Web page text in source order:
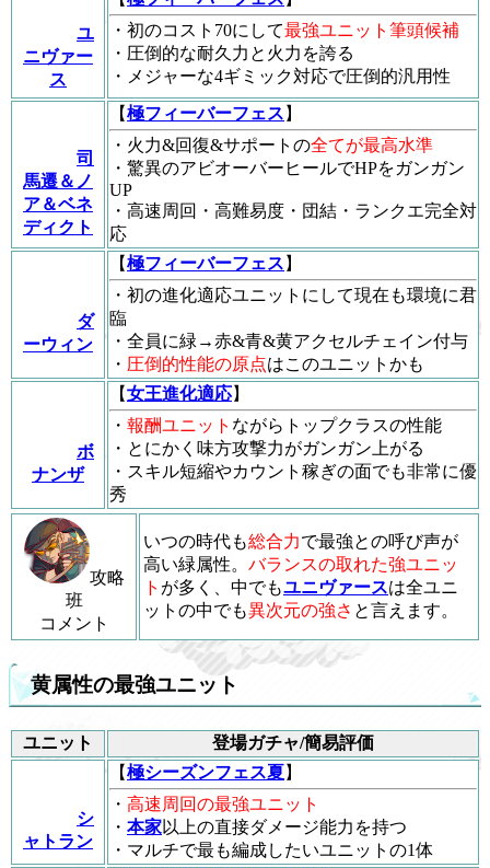
ユ
ニヴァー
ス
・初のコスト70にして最強ユニット筆頭候補
・圧倒的な耐久力と火力を誇る
・メジャーな4ギミック対応で圧倒的汎用性
司
馬遷＆ノ
ア＆ベネ
ディクト
【極フィーバーフェス 】
・火力&回復&サポートの全てが最高水準
・驚異のアビオーバーヒールでHPをガンガン
UP
・高速周回・高難易度・団結・ランクエ完全対
応
ダ
ーウィン
【極フィーバーフェス 】
・初の進化適応ユニットにして現在も環境に君
臨
・全員に緑→赤&青&黄アクセルチェイン付与
・ 圧倒的性能の原点はこのユニットかも
ボ
ナンザ
【女王進化適応】
・ 報酬ユニット ながらトップクラスの性能
・とにかく味方攻撃力がガンガン上がる
・スキル短縮やカウント稼ぎの面でも非常に優
秀
攻略
班
コメント
いつの時代も総合力で最強との呼び声が
高い緑属性。 バランスの取れた強ユニッ
ト が多く、中でもユニヴァースは全ユニ
ットの中でも異次元の強さ と言えます。
黄属性の最強ユニット
ユニット 登場ガチャ/簡易評価
シ
ャトラン
【極シーズンフェス夏】
・ 高速周回の最強ユニット
・ 本家以上の直接ダメージ能力を持つ
・マルチで最も編成したいユニットの1体